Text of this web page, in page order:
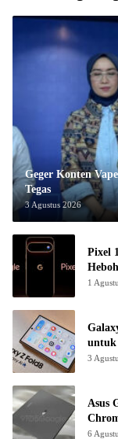
Geger Konten
Tegas
3 Agustus 2026
Pixel
Heboh
1
untuk
3
Asus
6